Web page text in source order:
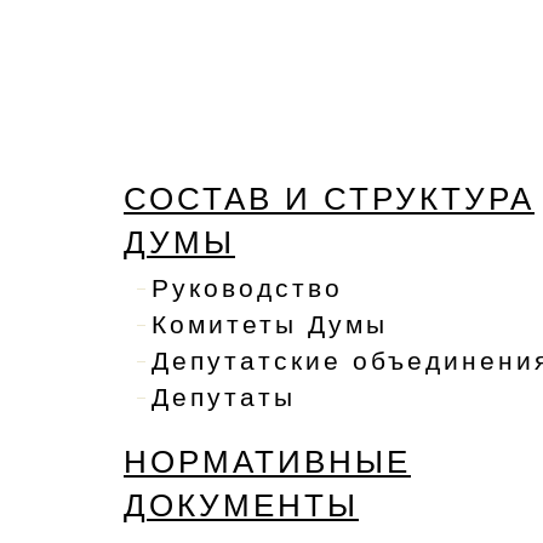
СОСТАВ И СТРУКТУРА
ДУМЫ
Руководство
Комитеты Думы
Депутатские
Депутаты
НОРМАТИВНЫЕ
ДОКУМЕНТЫ